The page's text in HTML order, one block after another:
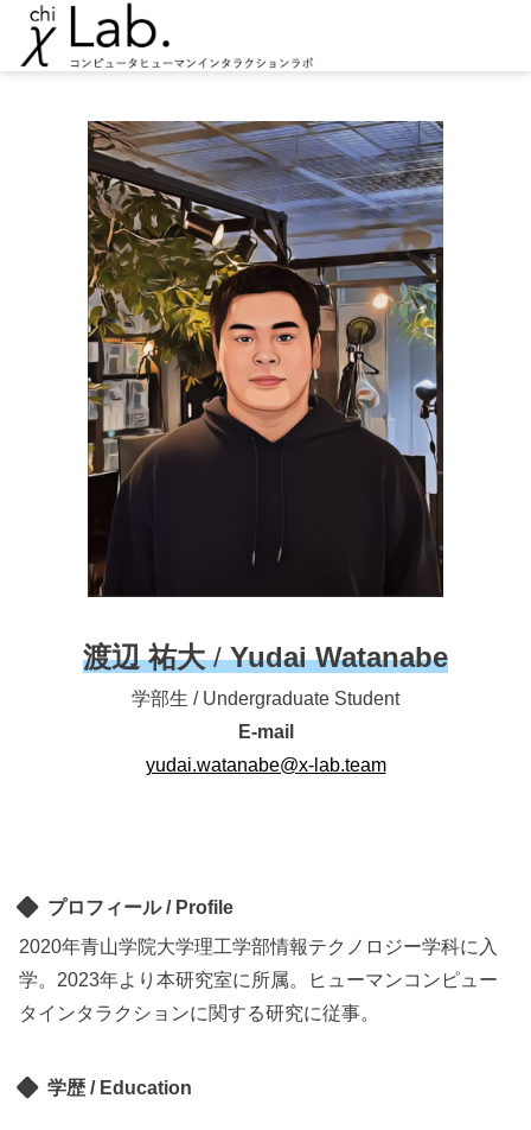
渡辺 祐大/Yudai Watanabe
学部生 / Undergraduate Student
E-mail
yudai.watanabe@x-lab.team
プロフィール / Profile
2020年青山学院大学理工学部情報テクノロジー学科に入
学。2023年より本研究室に所属。ヒューマンコンピュー
タインタラクションに関する研究に従事。
学歴 / Education